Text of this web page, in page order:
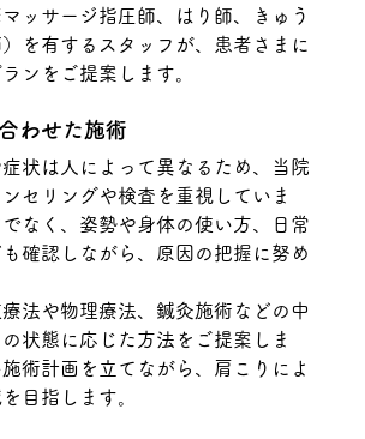
ッサージ指圧師、はり師、きゅう
を有するスタッフが、患者さまに
ンをご提案します。
わせた施術
状は人によって異なるため、当院
セリングや検査を重視していま
なく、姿勢や身体の使い方、日常
確認しながら、原因の把握に努め
法や物理療法、鍼灸施術などの中
状態に応じた方法をご提案しま
術計画を立てながら、肩こりによ
目指します。